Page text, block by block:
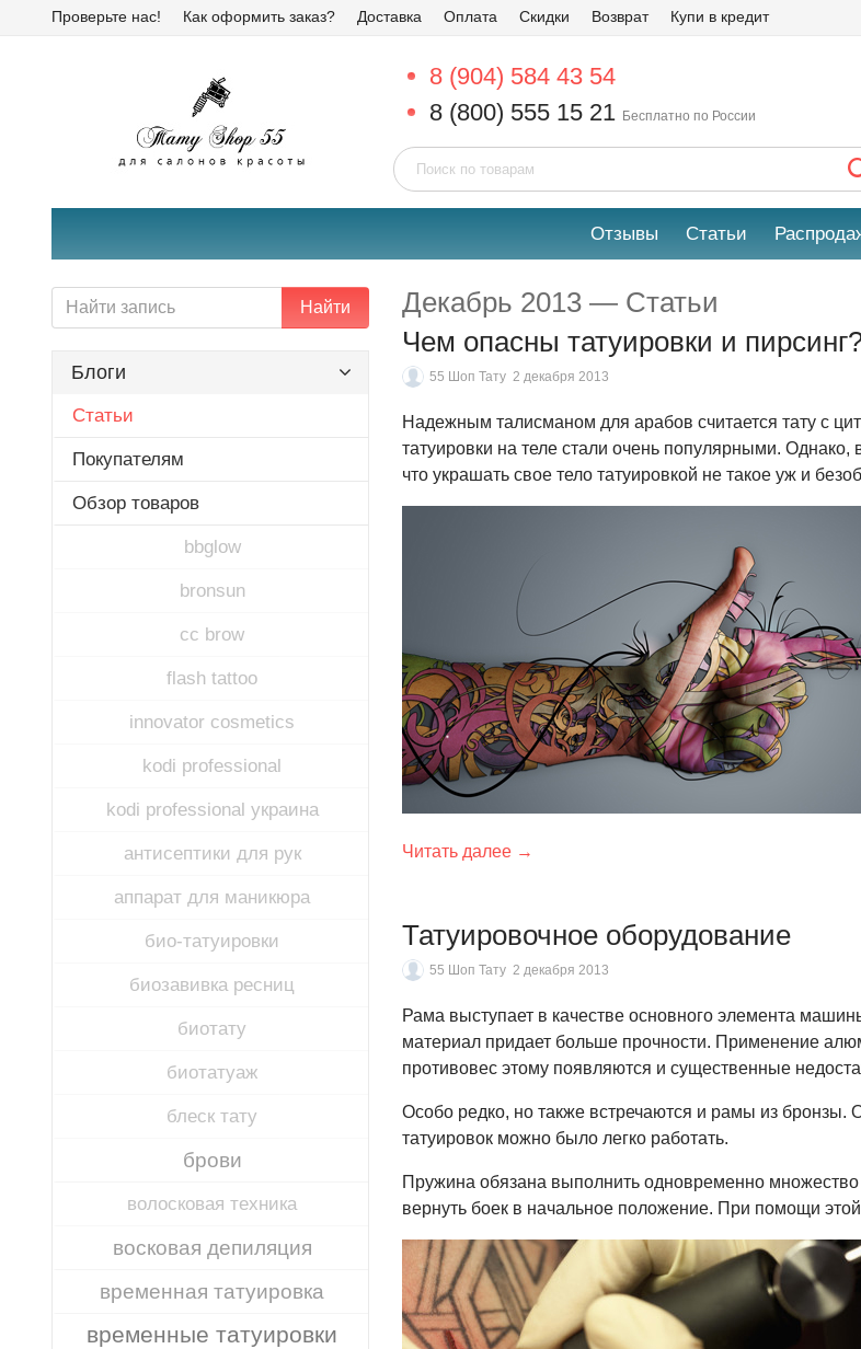
Проверьте нас! Как оформить заказ? Доставка Оплата Скидки Возврат Купи в кредит
8 (904) 584 43 54
8 (800) 555 15 21 Бесплатно по России
Отзывы Статьи
Найти
Блоги
Статьи
Покупателям
Обзор товаров
bbglow
bronsun
cc brow
flash tattoo
innovator cosmetics
kodi professional
kodi professional украина
антисептики для рук
аппарат для маникюра
био-татуировки
биозавивка ресниц
биотату
биотатуаж
блеск тату
брови
волосковая техника
восковая депиляция
временная татуировка
временные татуировки
Декабрь 2013 — Статьи
Чем опасны татуировки и
55 Шоп Тату 2 декабря 2013
Надежным талисманом для арабов считается тату с
татуировки на теле стали очень популярными.
что украшать свое тело татуировкой не такое уж и
Читать далее →
Татуировочное оборудование
55 Шоп Тату 2 декабря 2013
Рама выступает в качестве основного элемента
материал придает больше прочности. Применение
противовес этому появляются и существенные
Особо редко, но также встречаются и рамы из
татуировок можно было легко работать.
Пружина обязана выполнить одновременно
вернуть боек в начальное положение. При помощи